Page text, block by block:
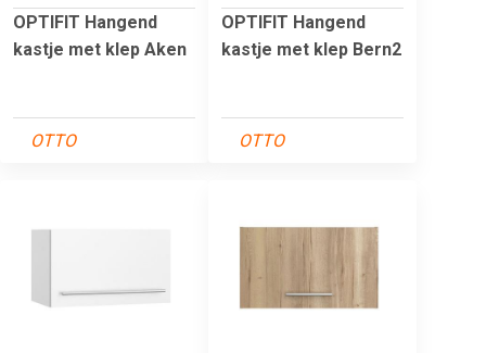
OPTIFIT Hangend
kastje met klep Aken
OTTO
OPTIFIT Hangend
kastje met klep Bern2
OTTO